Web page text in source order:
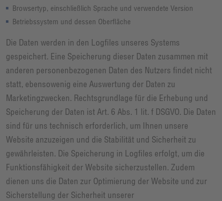
Browsertyp, einschließlich Sprache und verwendete Version
Betriebssystem und dessen Oberfläche
Die Daten werden in den Logfiles unseres Systems
gespeichert. Eine Speicherung dieser Daten zusammen mit
anderen personenbezogenen Daten des Nutzers findet nicht
statt, ebensowenig eine Auswertung der Daten zu
Marketingzwecken. Rechtsgrundlage für die Erhebung und
Speicherung der Daten ist Art. 6 Abs. 1 lit. f DSGVO. Die Daten
sind für uns technisch erforderlich, um Ihnen unsere
Website anzuzeigen und die Stabilität und Sicherheit zu
gewährleisten. Die Speicherung in Logfiles erfolgt, um die
Funktionsfähigkeit der Website sicherzustellen. Zudem
dienen uns die Daten zur Optimierung der Website und zur
Sicherstellung der Sicherheit unserer